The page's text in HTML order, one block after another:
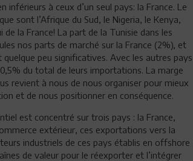
à ceux d’un seul pays: la France. Le
sont l’Afrique du Sud, le Nigeria, le Kenya,
de la France! La part de la Tunisie dans les
nos parts de marché sur la France (2%), et
peu significatives. Avec les autres pays
du total de leurs importations. La marge
revient à nous de nous organiser pour mieux
et de nous positionner en conséquence.
est concentré sur trois pays : la France,
extérieur, ces exportations vers la
industriels de ces pays établis en offshore
de valeur pour le réexporter et l’intégrer